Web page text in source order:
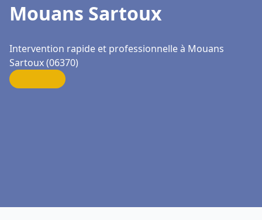
Mouans Sartoux
Intervention rapide et professionnelle à Mouans
Sartoux (06370)